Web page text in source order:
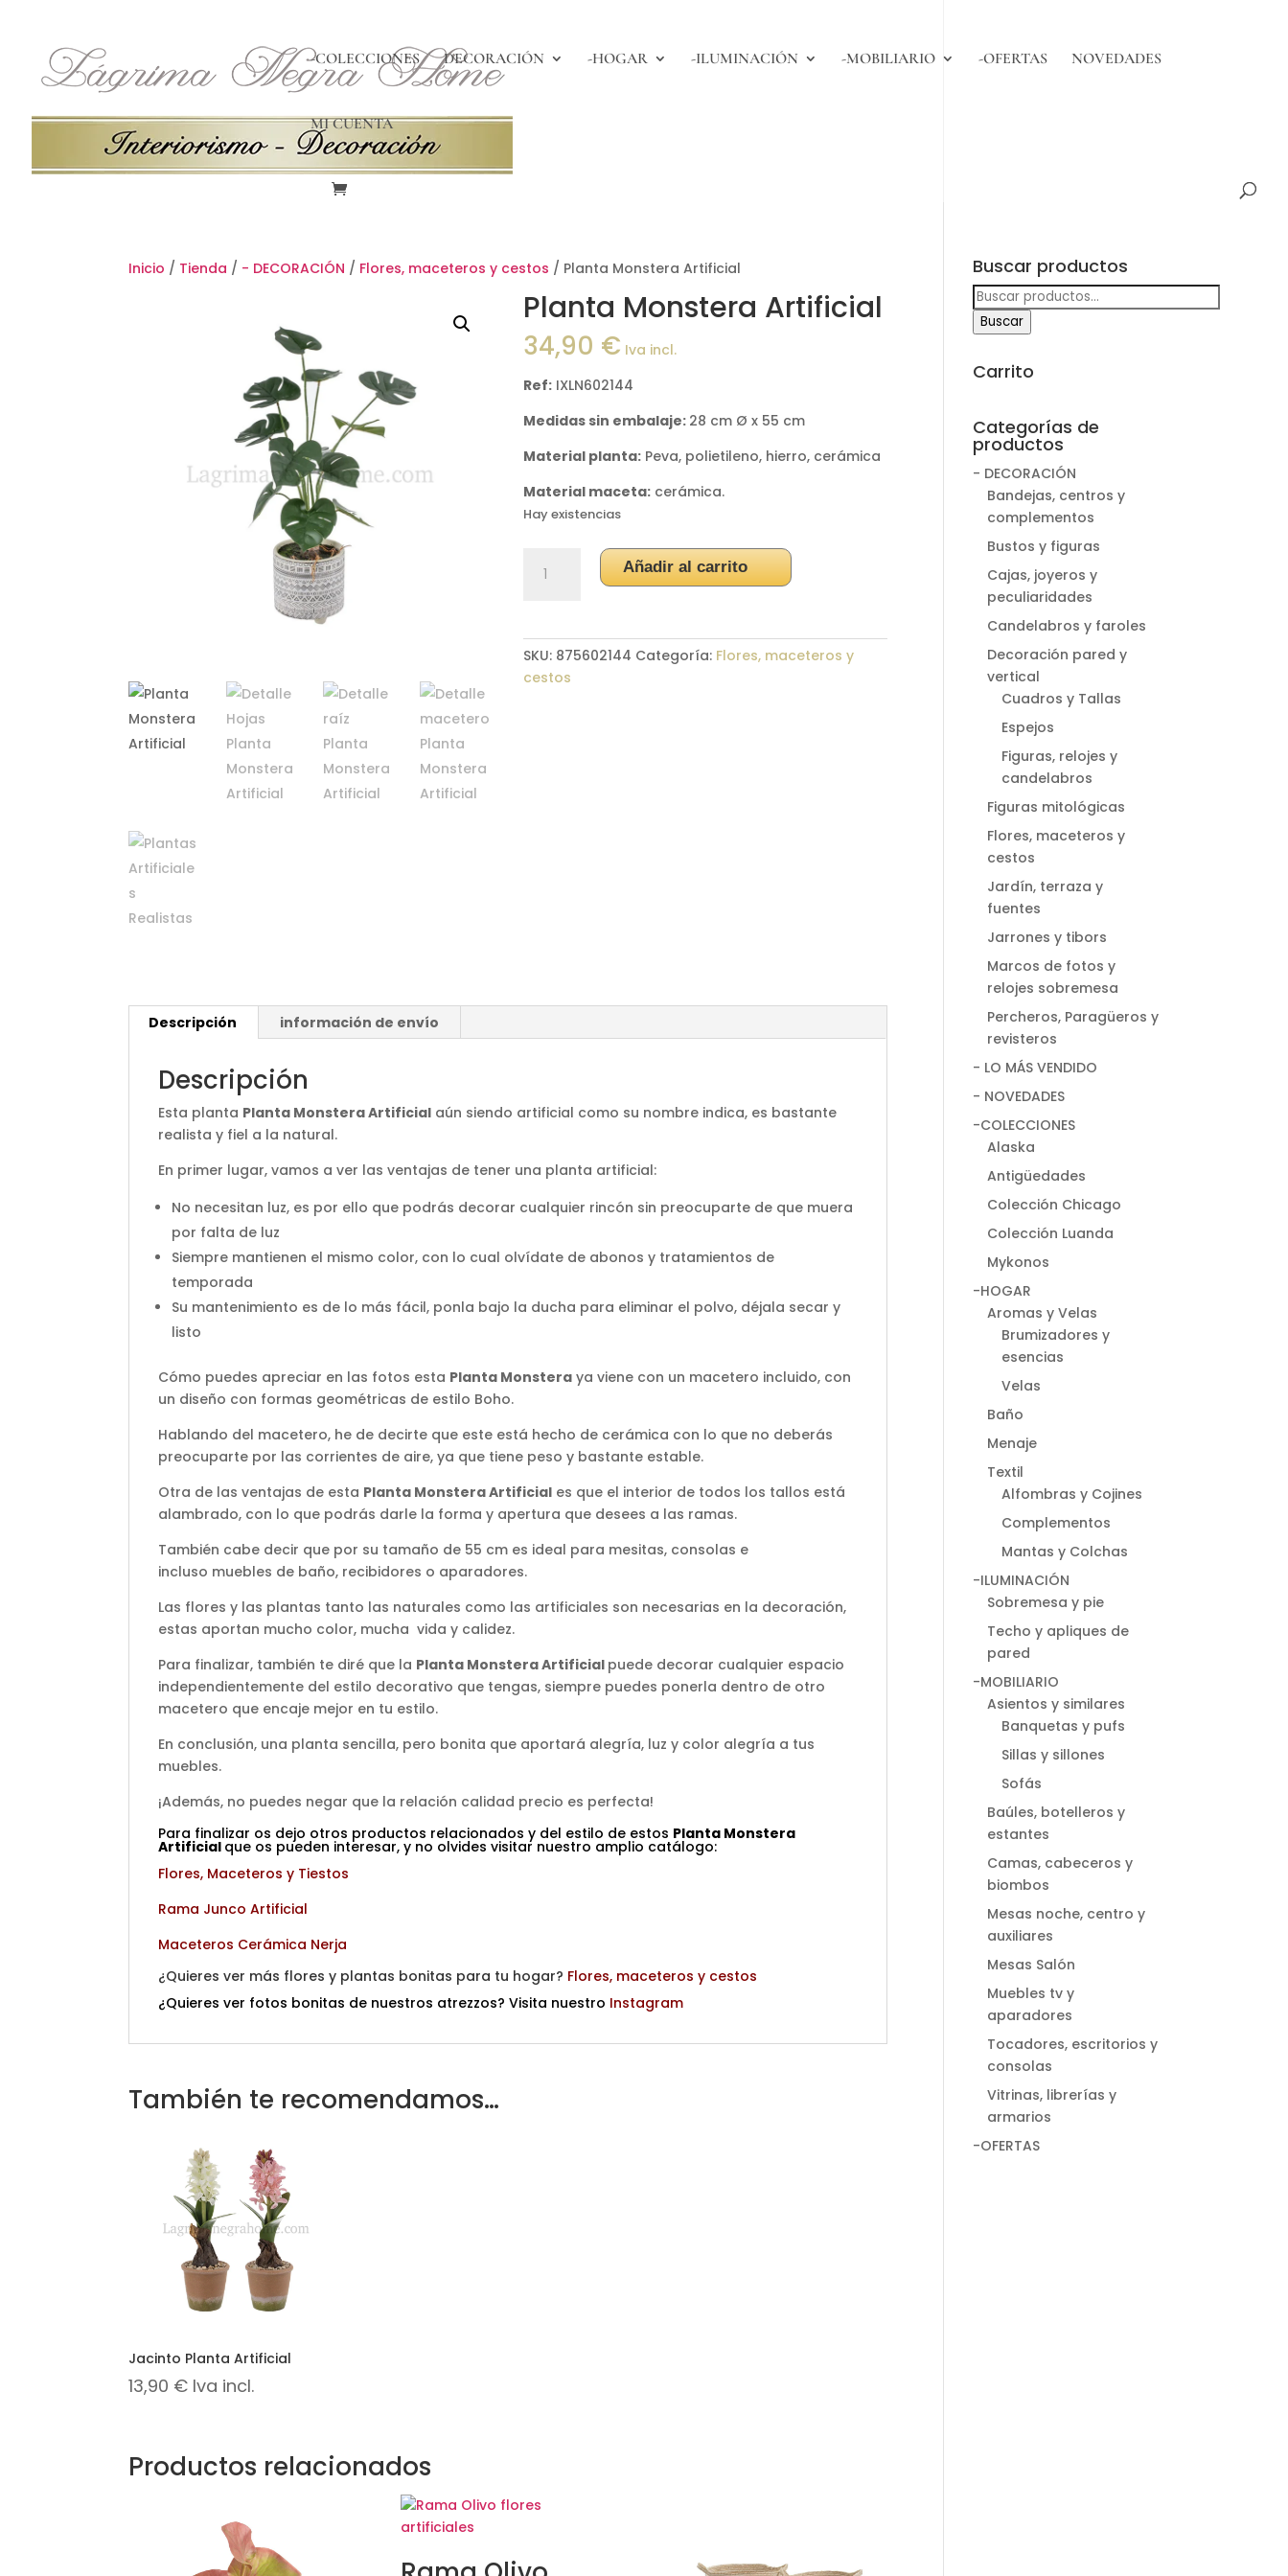
-COLECCIONES DECORACIÓN -HOGAR -ILUMINACIÓN -MOBILIARIO -OFERTAS NOVEDADES
MI CUENTA
Inicio / Tienda / - DECORACIÓN / Flores, maceteros y cestos / Planta Monstera Artificial
Planta Monstera Artificial
34,90 € Iva incl.
Ref: IXLN602144
Medidas sin embalaje: 28 cm Ø x 55 cm
Material planta: Peva, polietileno, hierro, cerámica
Material maceta: cerámica.
Hay existencias
Monstera
Añadir al carrito
SKU: 875602144 Categoría: Flores, maceteros y
cestos
Descripción información de envío
Descripción
Esta planta Planta Monstera Artificial aún siendo artificial como su nombre indica, es bastante
realista y fiel a la natural.
En primer lugar, vamos a ver las ventajas de tener una planta artificial:
No necesitan luz, es por ello que podrás decorar cualquier rincón sin preocuparte de que muera
por falta de luz
Siempre mantienen el mismo color, con lo cual olvídate de abonos y tratamientos de
temporada
Su mantenimiento es de lo más fácil, ponla bajo la ducha para eliminar el polvo, déjala secar y
listo
Cómo puedes apreciar en las fotos esta Planta Monstera ya viene con un macetero incluido, con
un diseño con formas geométricas de estilo Boho.
Hablando del macetero, he de decirte que este está hecho de cerámica con lo que no deberás
preocuparte por las corrientes de aire, ya que tiene peso y bastante estable.
Otra de las ventajas de esta Planta Monstera Artificial es que el interior de todos los tallos está
alambrado, con lo que podrás darle la forma y apertura que desees a las ramas.
También cabe decir que por su tamaño de 55 cm es ideal para mesitas, consolas e
incluso muebles de baño, recibidores o aparadores.
Las flores y las plantas tanto las naturales como las artificiales son necesarias en la decoración,
estas aportan mucho color, mucha vida y calidez.
Para finalizar, también te diré que la Planta Monstera Artificial puede decorar cualquier espacio
independientemente del estilo decorativo que tengas, siempre puedes ponerla dentro de otro
macetero que encaje mejor en tu estilo.
En conclusión, una planta sencilla, pero bonita que aportará alegría, luz y color alegría a tus
muebles.
¡Además, no puedes negar que la relación calidad precio es perfecta!
Para finalizar os dejo otros productos relacionados y del estilo de estos Planta Monstera
Artificial que os pueden interesar, y no olvides visitar nuestro amplio catálogo:
Flores, Maceteros y Tiestos
Rama Junco Artificial
Maceteros Cerámica Nerja
¿Quieres ver más flores y plantas bonitas para tu hogar? Flores, maceteros y cestos
¿Quieres ver fotos bonitas de nuestros atrezzos? Visita nuestro Instagram
También te recomendamos…
Jacinto Planta Artificial
13,90 € Iva incl.
Productos relacionados
Buscar productos
Buscar
por:
Buscar
Carrito
Categorías de
productos
- DECORACIÓN
Bandejas, centros y
complementos
Bustos y figuras
Cajas, joyeros y
peculiaridades
Candelabros y faroles
Decoración pared y
vertical
Cuadros y Tallas
Espejos
Figuras, relojes y
candelabros
Figuras mitológicas
Flores, maceteros y
cestos
Jardín, terraza y
fuentes
Jarrones y tibors
Marcos de fotos y
relojes sobremesa
Percheros, Paragüeros y
revisteros
- LO MÁS VENDIDO
- NOVEDADES
-COLECCIONES
Alaska
Antigüedades
Colección Chicago
Colección Luanda
Mykonos
-HOGAR
Aromas y Velas
Brumizadores y
esencias
Velas
Baño
Menaje
Textil
Alfombras y Cojines
Complementos
Mantas y Colchas
-ILUMINACIÓN
Sobremesa y pie
Techo y apliques de
pared
-MOBILIARIO
Asientos y similares
Banquetas y pufs
Sillas y sillones
Sofás
Baúles, botelleros y
estantes
Camas, cabeceros y
biombos
Mesas noche, centro y
auxiliares
Mesas Salón
Muebles tv y
aparadores
Tocadores, escritorios y
consolas
Vitrinas, librerías y
armarios
-OFERTAS